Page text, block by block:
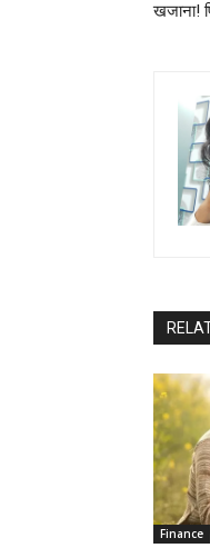
खजाना!
Finance